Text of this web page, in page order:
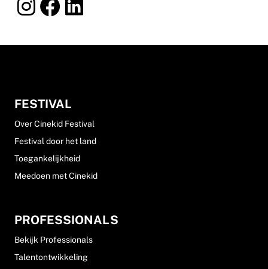
FESTIVAL
Over Cinekid Festival
Festival door het land
Toegankelijkheid
Meedoen met Cinekid
PROFESSIONALS
Bekijk Professionals
Talentontwikkeling